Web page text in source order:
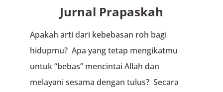
Jurnal Prapaskah
Apakah arti dari kebebasan roh bagi
hidupmu? Apa yang tetap mengikatmu
untuk “bebas” mencintai Allah dan
melayani sesama dengan tulus? Secara